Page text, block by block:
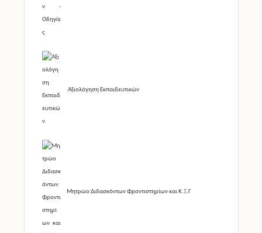
Αξιολόγηση Εκπαιδευτικών
Μητρώο Διδασκόντων Φροντιστηρίων και Κ.Ξ.Γ